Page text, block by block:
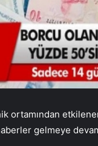
ortamından
gelmeye